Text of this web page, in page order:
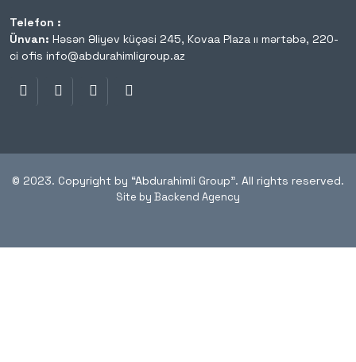
Telefon :
Ünvan: Həsən Əliyev küçəsi 245, Kovaa Plaza ıı mərtəbə, 220-
ci ofis info@abdurahimligroup.az
© 2023. Copyright by “Abdurahimli Group”. All rights reserved.
Site by Backend Agency